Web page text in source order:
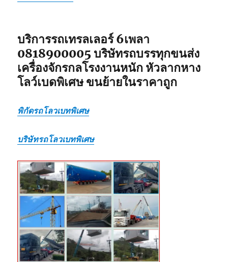
บริการรถเทรลเลอร์ 6เพลา
0818900005 บริษัทรถบรรทุกขนส่ง
เครื่องจักรกลโรงงานหนัก หัวลากหาง
โลว์เบดพิเศษ ขนย้ายในราคาถูก
พิกัดรถโลวเบทพิเศษ
บริษัทรถโลวเบทพิเศษ